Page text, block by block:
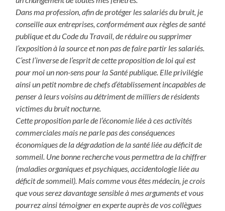
Dans ma profession, afin de protéger les salariés du bruit, je
conseille aux entreprises, conformément aux règles de santé
publique et du Code du Travail, de réduire ou supprimer
l’exposition à la source et non pas de faire partir les salariés.
C’est l’inverse de l’esprit de cette proposition de loi qui est
pour moi un non-sens pour la Santé publique. Elle privilégie
ainsi un petit nombre de chefs d’établissement incapables de
penser à leurs voisins au détriment de milliers de résidents
victimes du bruit nocturne.
Cette proposition parle de l’économie liée à ces activités
commerciales mais ne parle pas des conséquences
économiques de la dégradation de la santé liée au déficit de
sommeil. Une bonne recherche vous permettra de la chiffrer
(maladies organiques et psychiques, accidentologie liée au
déficit de sommeil). Mais comme vous êtes médecin, je crois
que vous serez davantage sensible à mes arguments et vous
pourrez ainsi témoigner en experte auprès de vos collègues